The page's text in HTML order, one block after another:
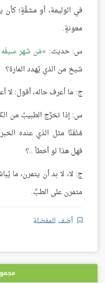
في الوليمة، أو مشقَّةٍ؛
معونةٍ.
س: حديث: مَن شهر
شيخ من الذي يُهدد المارة؟
ج: ما أعرف حاله، أقول: لا
س: إذا تخرَّج الطبيبُ من
مُتْقَنًا مثل الذي عنده
فهل هذا لو أخطأ ..؟
ج: لا، لا بد أن يتمرن، ما
متمرن على الطبِّ.
أضف للمفضلة